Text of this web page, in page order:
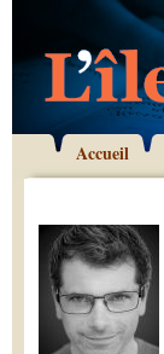
Accueil